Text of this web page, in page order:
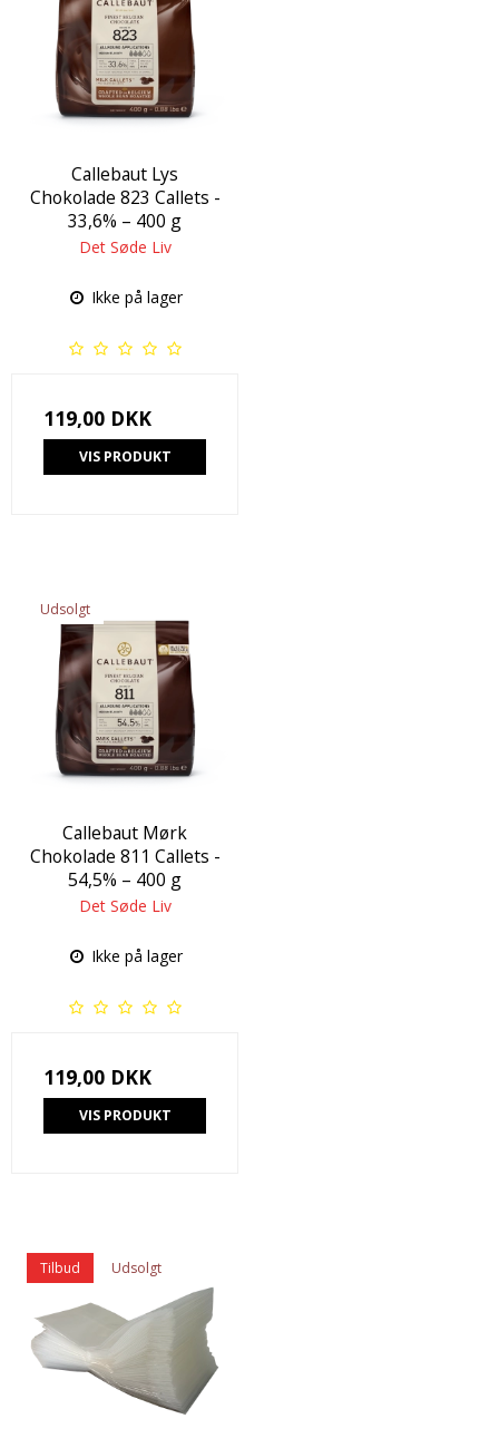
Callebaut Lys
Chokolade 823 Callets -
33,6% – 400 g
Det Søde Liv
Ikke på lager
119,00 DKK
VIS PRODUKT
Udsolgt
Callebaut Mørk
Chokolade 811 Callets -
54,5% – 400 g
Det Søde Liv
Ikke på lager
119,00 DKK
VIS PRODUKT
Tilbud Udsolgt